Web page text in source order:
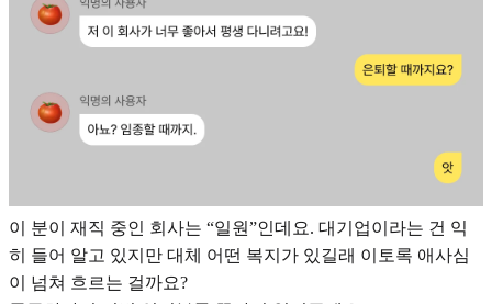
이 분이 재직 중인 회사는 “일원”인데요. 대기업이라는 건 익
히 들어 알고 있지만 대체 어떤 복지가 있길래 이토록 애사심
이 넘쳐 흐르는 걸까요?